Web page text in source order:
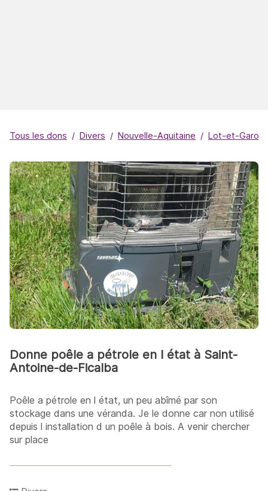
Tous les dons Divers Nouvelle-Aquitaine Lot-et-
Donne poêle a pétrole en l état à Saint-
Antoine-de-Ficalba
Poêle a pétrole en l état, un peu abîmé par son
stockage dans une véranda. Je le donne car non utilisé
depuis l installation d un poêle à bois. A venir chercher
sur place